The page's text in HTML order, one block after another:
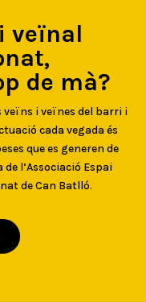
veïnal
de mà?
veïns i veïnes del barri i
cada vegada és
que es generen de
l’Associació Espai
de Can Batlló.